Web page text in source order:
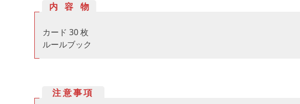
内容物
カード 30 枚
ルールブック
注意事項